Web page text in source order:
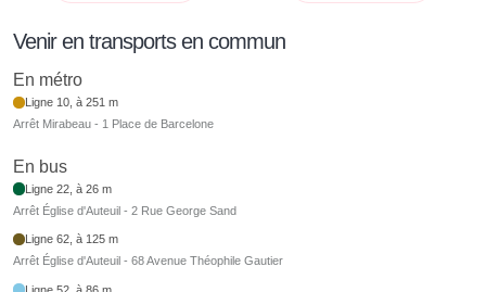
Venir en transports en commun
En métro
Ligne 10, à 251 m
Arrêt Mirabeau - 1 Place de Barcelone
En bus
Ligne 22, à 26 m
Arrêt Église d'Auteuil - 2 Rue George Sand
Ligne 62, à 125 m
Arrêt Église d'Auteuil - 68 Avenue Théophile Gautier